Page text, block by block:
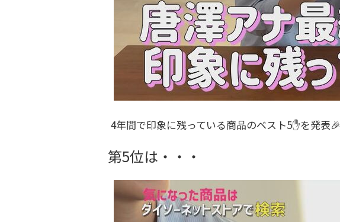
4年間で印象に残っている商品のベスト5✋を発表🎉
第5位は・・・